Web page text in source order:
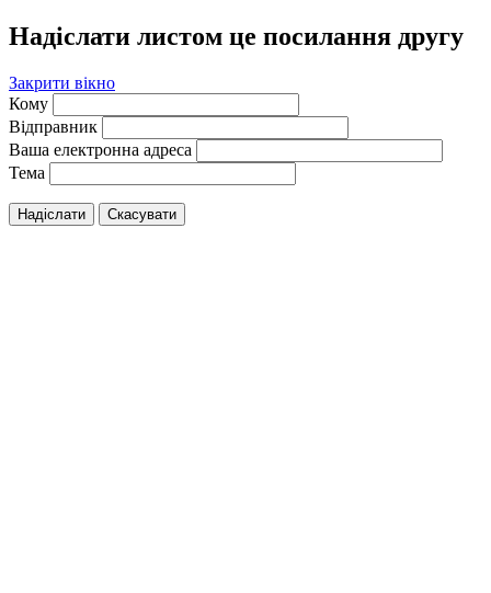
Надіслати листом це посилання другу
Закрити вікно
Кому
Відправник
Ваша електронна адреса
Тема
Надіслати Скасувати